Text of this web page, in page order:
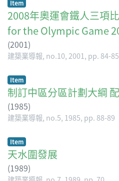
Item
2008年奧運會鐵人三項
for the Olympic Game
(2001)
建築業導報, no.10, 2001, pp. 84-85
Item
制訂中區分區計劃大綱
(1985)
建築業導報, no.5, 1985, pp. 88-89
Item
天水圍發展
(1989)